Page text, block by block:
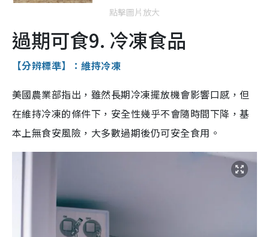
點擊圖片放大
過期可食9. 冷凍食品
【分辨標準】：維持冷凍
美國農業部指出，雖然長期冷凍擺放機會影響口感，但
在維持冷凍的條件下，安全性幾乎不會隨時間下降，基
本上無食安風險，大多數過期後仍可安全食用。